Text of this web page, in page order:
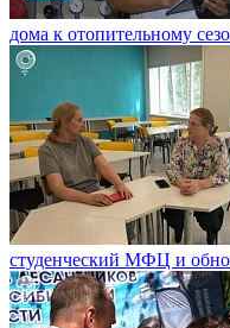
дома к отопительному
студенческий МФЦ и